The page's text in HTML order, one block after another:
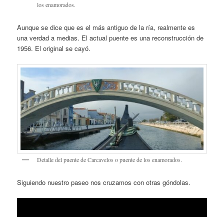
los enamorados.
Aunque se dice que es el más antiguo de la ría, realmente es
una verdad a medias. El actual puente es una reconstrucción de
1956. El original se cayó.
Detalle del puente de Carcavelos o puente de los enamorados.
Siguiendo nuestro paseo nos cruzamos con otras góndolas.